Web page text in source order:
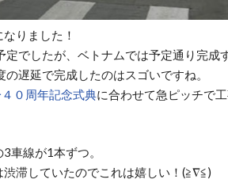
りました！
でしたが、ベトナムでは予定通り完成
遅延で完成したのはスゴいですね。
０周年記念式典に合わせて急ピッチで
車線が1本ずつ。
滞していたのでこれは嬉しい！(≧∇≦)